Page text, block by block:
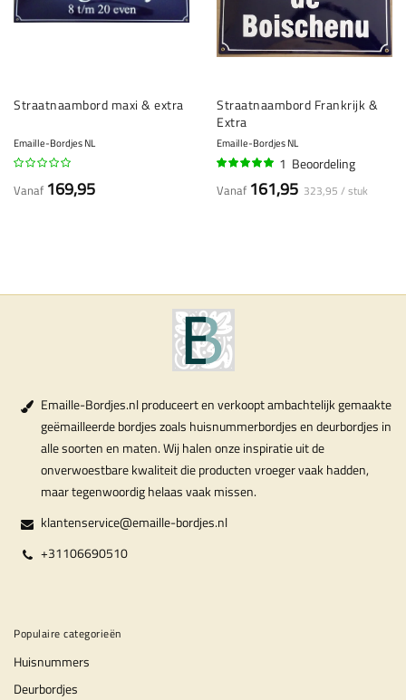
Straatnaambord maxi & extra
Emaille-Bordjes NL
Vanaf 169,95
Straatnaambord Frankrijk &
Extra
Emaille-Bordjes NL
1 Beoordeling
Vanaf 161,95 323,95 / stuk
Emaille-Bordjes.nl produceert en verkoopt ambachtelijk gemaakte
geëmailleerde bordjes zoals huisnummerbordjes en deurbordjes in
alle soorten en maten. Wij halen onze inspiratie uit de
onverwoestbare kwaliteit die producten vroeger vaak hadden,
maar tegenwoordig helaas vaak missen.
klantenservice@emaille-bordjes.nl
+31106690510
Populaire categorieën
Huisnummers
Deurbordjes